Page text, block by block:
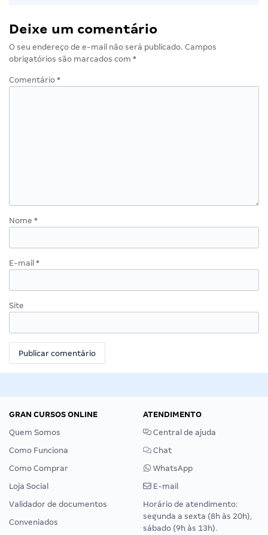
Deixe um comentário
O seu endereço de e-mail não será publicado. Campos
obrigatórios são marcados com *
Comentário *
Nome *
E-mail *
Site
GRAN CURSOS ONLINE
Quem Somos
Como Funciona
Como Comprar
Loja Social
Validador de documentos
Conveniados
ATENDIMENTO
Central de ajuda
Chat
WhatsApp
E-mail
Horário de atendimento:
segunda a sexta (8h às 20h),
sábado (9h às 13h).